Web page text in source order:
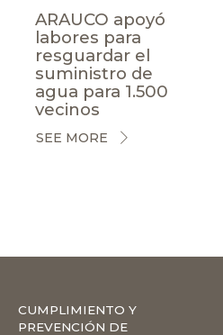
ARAUCO apoyó
labores para
resguardar el
suministro de
agua para 1.500
vecinos
SEE MORE
CUMPLIMIENTO Y
PREVENCIÓN DE